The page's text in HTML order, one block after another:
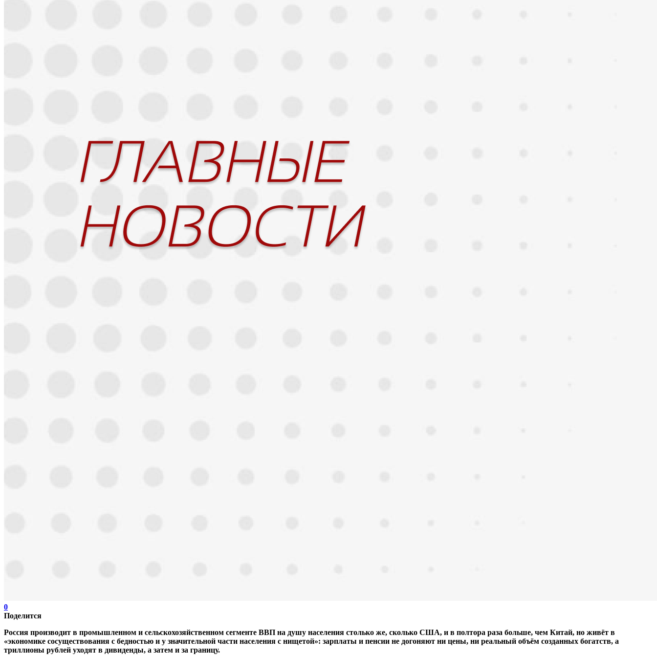
0
Поделится
Россия производит в промышленном и сельскохозяйственном сегменте ВВП на душу населения столько же, сколько США, и в полтора раза больше, чем Китай, но живёт в
«экономике сосуществования с бедностью и у значительной части населения с нищетой»: зарплаты и пенсии не догоняют ни цены, ни реальный объём созданных богатств, а
триллионы рублей уходят в дивиденды, а затем и за границу.